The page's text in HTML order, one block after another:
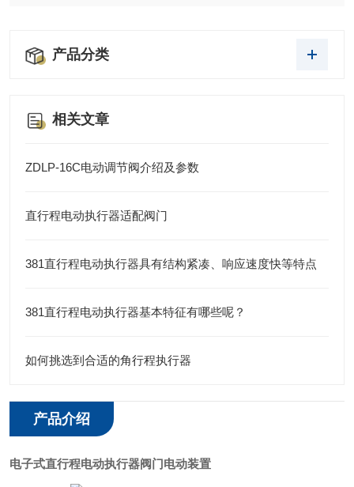
产品分类
相关文章
ZDLP-16C电动调节阀介绍及参数
直行程电动执行器适配阀门
381直行程电动执行器具有结构紧凑、响应速度快等特点
381直行程电动执行器基本特征有哪些呢？
如何挑选到合适的角行程执行器
产品介绍
电子式直行程电动执行器阀门电动装置